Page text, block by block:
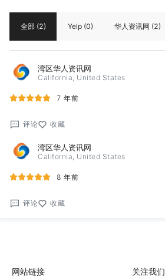
全部 (2) Yelp (0) 华人资讯网 (2)
湾区华人资讯网
California, United States
7 年前
评论 收藏
湾区华人资讯网
California, United States
8 年前
评论 收藏
网站链接 关注我们